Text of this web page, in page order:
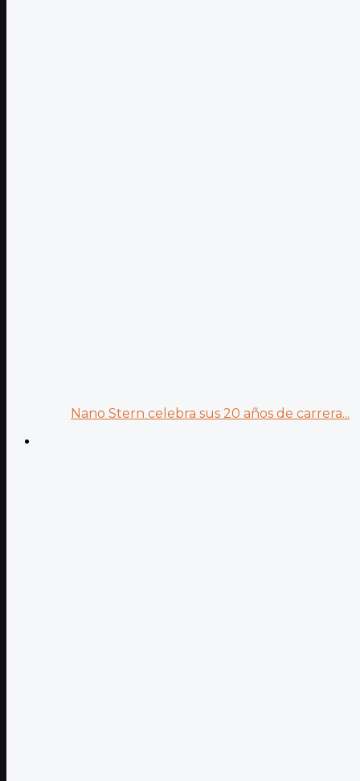
Nano Stern celebra sus 20 años de carrera...